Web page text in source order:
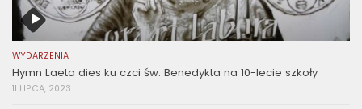
WYDARZENIA
Hymn Laeta dies ku czci św. Benedykta na 10-lecie szkoły
11 LIPCA, 2023